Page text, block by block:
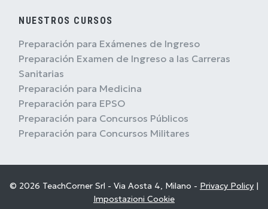
NUESTROS CURSOS
Preparación para Exámenes de Ingreso
Preparación Examen de Ingreso a las Carreras
Sanitarias
Preparación para Medicina
Preparación para EPSO
Preparación para Concursos Públicos
Preparación para Concursos Militares
© 2026 TeachCorner Srl - Via Aosta 4, Milano - Privacy Policy |
Impostazioni Cookie